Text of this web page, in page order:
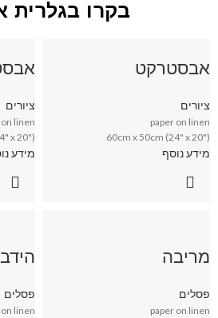
בקרו בגלרית
אבסטרקט
ציורים
paper on linen
60cm x 50cm (24" x 20")
מידע נוסף
ציורים
linen
x 20")
מידע
מריבה
פסלים
paper on linen
פסלים
linen